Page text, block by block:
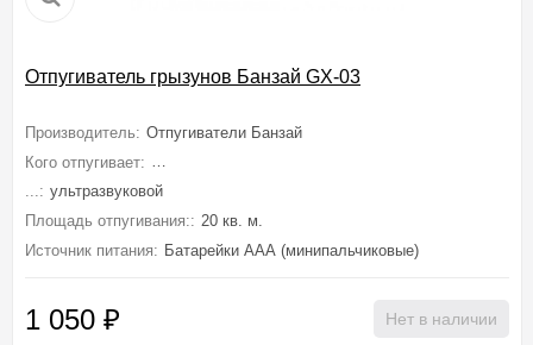
Отпугиватель грызунов Банзай GX-03
Производитель: Отпугиватели Банзай
Кого отпугивает: Мышей, Крыс, Грызунов, Тараканов, Насекомых,
...: ультразвуковой
Площадь отпугивания:: 20 кв. м.
Источник питания: Батарейки ААА (минипальчиковые)
1 050 ₽ Нет в наличии